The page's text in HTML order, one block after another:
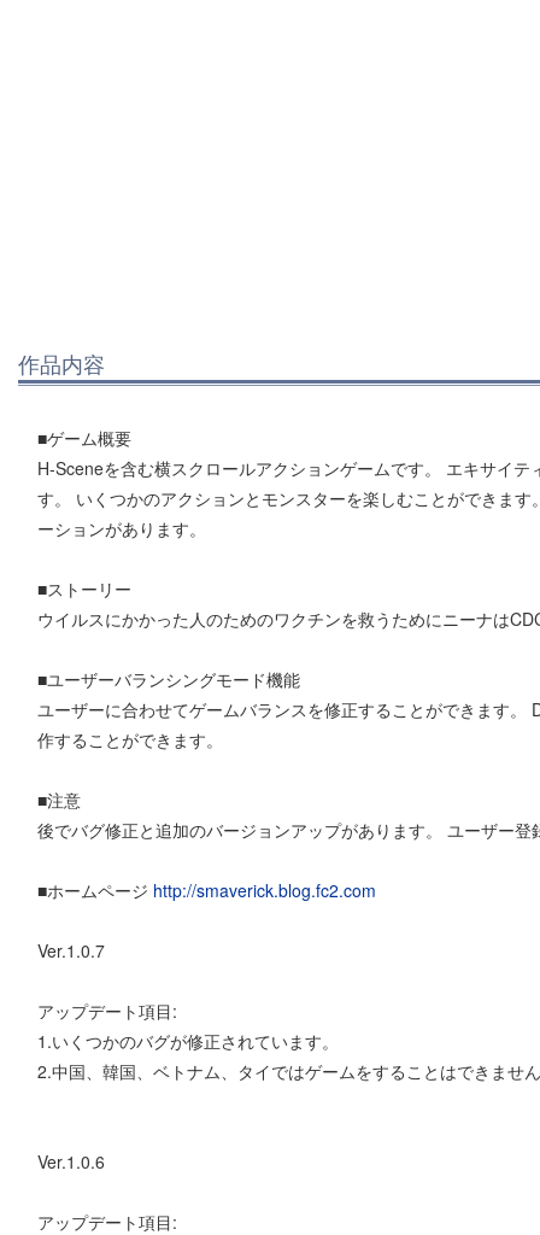
作品内容
■ゲーム概要
H-Sceneを含む横スクロールアクションゲームです。 エキサイ
す。 いくつかのアクションとモンスターを楽しむことができま
ーションがあります。
■ストーリー
ウイルスにかかった人のためのワクチンを救うためにニーナは
■ユーザーバランシングモード機能
ユーザーに合わせてゲームバランスを修正することができます
作することができます。
■注意
後でバグ修正と追加のバージョンアップがあります。 ユーザー
■ホームページ http://smaverick.blog.fc2.com
Ver.1.0.7
アップデート項目:
1.いくつかのバグが修正されています。
2.中国、韓国、ベトナム、タイではゲームをすることはできませ
Ver.1.0.6
アップデート項目: